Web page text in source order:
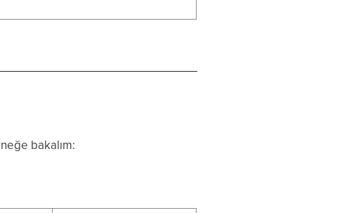
bakalım: